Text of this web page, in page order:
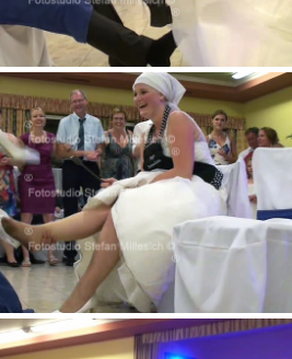
v 08m54s281